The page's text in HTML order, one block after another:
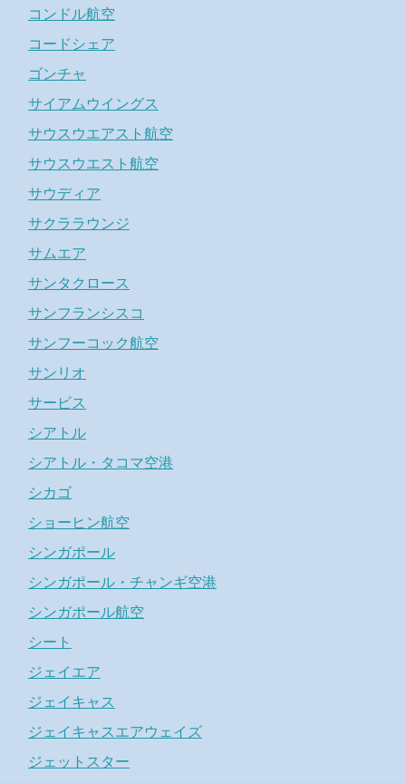
コンドル航空
コードシェア
ゴンチャ
サイアムウイングス
サウスウエアスト航空
サウスウエスト航空
サウディア
サクララウンジ
サムエア
サンタクロース
サンフランシスコ
サンフーコック航空
サンリオ
サービス
シアトル
シアトル・タコマ空港
シカゴ
ショーヒン航空
シンガポール
シンガポール・チャンギ空港
シンガポール航空
シート
ジェイエア
ジェイキャス
ジェイキャスエアウェイズ
ジェットスター